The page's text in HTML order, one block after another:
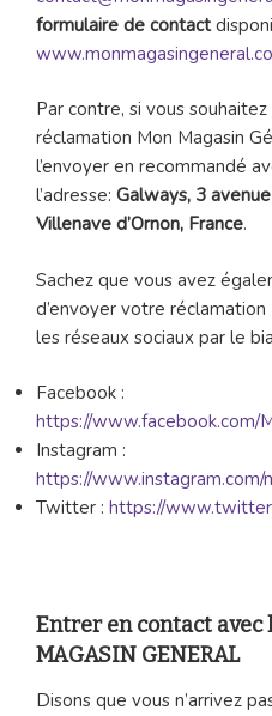
formulaire de contact
Par contre, si vous
réclamation Mon Magasin
l’envoyer en recommandé
l’adresse: Galways, 3
Villenave d’Ornon, France.
Sachez que vous avez
d’envoyer votre
les réseaux sociaux par le
Facebook :
https://www.facebook.com/
Instagram :
https://www.instagram.com/
Twitter : https://
Entrer en contact avec
MAGASIN GENERAL
Disons que vous n’arrivez